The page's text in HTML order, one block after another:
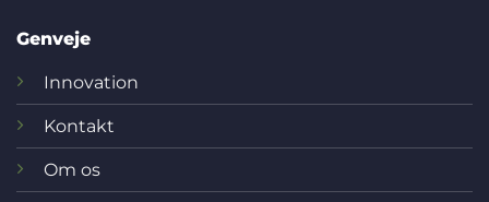
Genveje
Innovation
Kontakt
Om os